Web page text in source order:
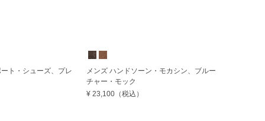
ト・シューズ、プレ
メンズ ハンドソーン・モカシン、ブルー
チャー・モック
¥ 23,100（税込）